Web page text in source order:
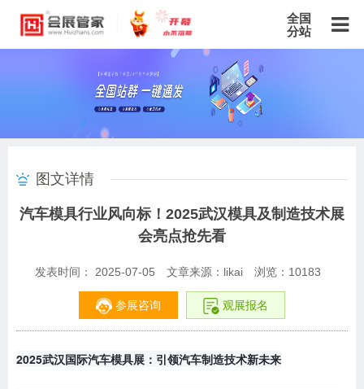
全国
分站
广东站 重庆站 天津站 江苏站
福建站 山东站 河南站
甘肃站
新疆站
四川站
图文详情
汽车模具行业风向标！2025武汉模具及制造技术展
会亮点抢先看
发表时间： 2025-07-05 文章来源：likai 浏览： 10183
参展咨询 观展报名
2025武汉国际汽车模具展：引领汽车制造技术新未来